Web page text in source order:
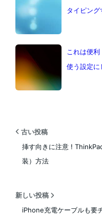
タイピング
これは便
使う設定に
古い投稿
挿す向きに注意 !
装）方法
新しい投稿
iPhone充電ケーブルも要